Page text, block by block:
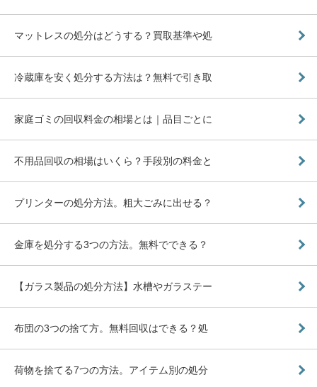
マットレスの処分はどうする？買取基準や処
冷蔵庫を安く処分する方法は？無料で引き取
家庭ゴミの回収料金の相場とは｜品目ごとに
不用品回収の相場はいくら？手段別の料金と
プリンターの処分方法。粗大ごみに出せる？
金庫を処分する3つの方法。無料でできる？
【ガラス製品の処分方法】水槽やガラステー
布団の3つの捨て方。無料回収はできる？処
荷物を捨てる7つの方法。アイテム別の処分